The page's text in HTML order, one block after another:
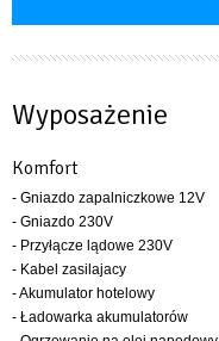
Wyposażenie
Komfort
- Gniazdo zapalniczkowe 12V
- Gniazdo 230V
- Przyłącze lądowe 230V
- Kabel zasilajacy
- Akumulator hotelowy
- Ładowarka akumulatorów